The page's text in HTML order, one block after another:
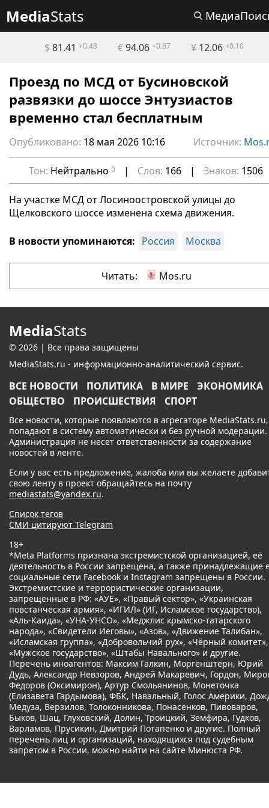
MediaStats
$ 81.41 +0.48 €94.06 +0.87 ¥ 12.06 +0.10
Проезд по МСД от Бусиновской
развязки до шоссе Энтузиастов
временно стал бесплатным
Опубликовано: 18 мая 2026 10:16 Источник:
Тон: Нейтрально 0 | Слов: 166 | Знаков: 1506
На участке МСД от Лосиноостровской улицы до
Щелковского шоссе изменена схема движения.
В новости упоминаются: Россия Москва
Читать: Mos.ru
MediaStats
© 2026 | Все права защищены
MediaStats.ru - информационно-аналитический сервис.
ВСЕ НОВОСТИ ПОЛИТИКА В МИРЕ
ЭКОНОМИКА
ОБЩЕСТВО
ПРОИСШЕСТВИЯ СПОРТ
Все новости, которые появляются в агрегаторе MediaStats.ru,
попадают в систему автоматически и без ручной модерации.
Администрация не несет ответственности за содержание
новостей в ленте.
Если у вас есть предложение, жалоба или вы желаете
свою ленту в проект обращайтесь на почту
mediastats@yandex.ru.
Список тегов
СМИ цитируют Telegram
18+
*Meta Platforms признана экстремистской организацией, её
деятельность в России запрещена, а также принадлежащие
социальные сети Facebook и Instagram запрещены в России.
Экстремистские и террористические организации,
запрещенные в РФ: «АУЕ», «Правый сектор», «Украинская
повстанческая армия», «ИГИЛ» (ИГ, Исламское государство),
«Аль-Каида», «УНА-УНСО», «Меджлис крымско-татарского
народа», «Свидетели Иеговы», «Азов», «Движение Талибан»,
«Исламская группа», «Добровольчий рух», «Чёрный комитет»,
«Мужское государство», «Штабы Навального» и другие.
Перечень иноагентов: Максим Галкин, Моргенштерн, Юрий
Дудь, Александр Невзоров, Андрей Макаревич, Гордон,
Фёдоров (Оксимирон), Артур Смольянинов, Монеточка
(Елизавета Гардымова), ФБК, Навальный, Голос Америки,
Медуза, Верзилов, Толоконникова, Понасенков, Пивоваров,
Быков, Шац, Глуховский, Долин, Троицкий, Земфира, Гудков,
Варламов, Прусикин, Дмитрий Потапенко и другие. Полный
перечень лиц и организаций, находящихся под судебным
запретом в России, можно найти на сайте Минюста РФ.